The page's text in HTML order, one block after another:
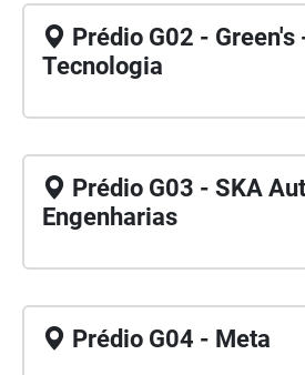
Prédio G02 - Green's
Tecnologia
Prédio G03 - SKA
Engenharias
Prédio G04 - Meta